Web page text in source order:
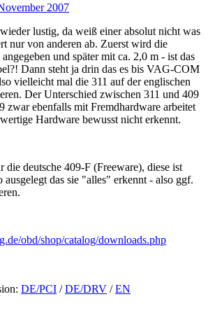
2007
lustig, da weiß einer absolut nicht was
nur von anderen ab. Zuerst wird die
und später mit ca. 2,0 m - ist das
Dann steht ja drin das es bis VAG-COM
vielleicht mal die 311 auf der englischen
Der Unterschied zwischen 311 und 409
zwar ebenfalls mit Fremdhardware arbeitet
Hardware bewusst nicht erkennt.
die deutsche 409-F (Freeware), diese ist
ausgelegt das sie "alles" erkennt - also ggf.
obd/shop/catalog/downloads.php
DE/PCI /DE/DRV /EN